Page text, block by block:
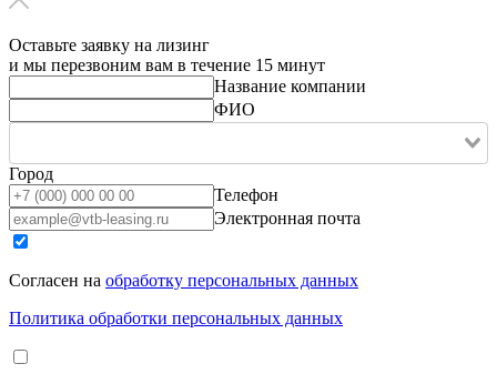
Оставьте заявку на лизинг
и мы перезвоним вам в течение 15 минут
Название компании
ФИО
Город
Телефон
Электронная почта
Согласен на обработку персональных данных
Политика обработки персональных данных